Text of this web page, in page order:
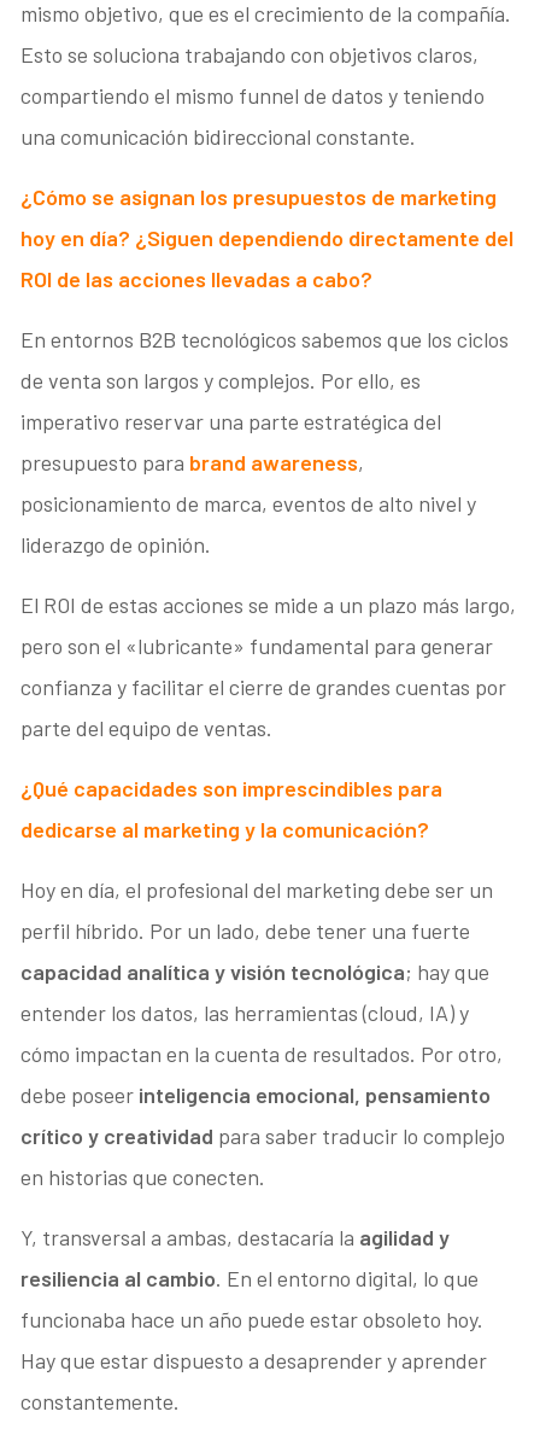
mismo objetivo, que es el crecimiento de la compañía.
Esto se soluciona trabajando con objetivos claros,
compartiendo el mismo funnel de datos y teniendo
una comunicación bidireccional constante.
¿Cómo se asignan los presupuestos de marketing
hoy en día? ¿Siguen dependiendo directamente del
ROI de las acciones llevadas a cabo?
En entornos B2B tecnológicos sabemos que los ciclos
de venta son largos y complejos. Por ello, es
imperativo reservar una parte estratégica del
presupuesto para brand awareness,
posicionamiento de marca, eventos de alto nivel y
liderazgo de opinión.
El ROI de estas acciones se mide a un plazo más largo,
pero son el «lubricante» fundamental para generar
confianza y facilitar el cierre de grandes cuentas por
parte del equipo de ventas.
¿Qué capacidades son imprescindibles para
dedicarse al marketing y la comunicación?
Hoy en día, el profesional del marketing debe ser un
perfil híbrido. Por un lado, debe tener una fuerte
capacidad analítica y visión tecnológica; hay que
entender los datos, las herramientas (cloud, IA) y
cómo impactan en la cuenta de resultados. Por otro,
debe poseer inteligencia emocional, pensamiento
crítico y creatividad para saber traducir lo complejo
en historias que conecten.
Y, transversal a ambas, destacaría la agilidad y
resiliencia al cambio. En el entorno digital, lo que
funcionaba hace un año puede estar obsoleto hoy.
Hay que estar dispuesto a desaprender y aprender
constantemente.